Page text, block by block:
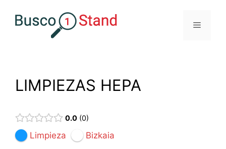
Menú
LIMPIEZAS HEPA
0.0 0
Limpieza Bizkaia